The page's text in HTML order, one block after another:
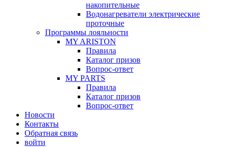
накопительные
Водонагреватели электрические
проточные
Программы лояльности
MY ARISTON
Правила
Каталог призов
Вопрос-ответ
MY PARTS
Правила
Каталог призов
Вопрос-ответ
Новости
Контакты
Обратная связь
войти